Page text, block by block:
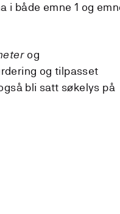
både emne 1 og
og
og tilpasset
bli satt søkelys på